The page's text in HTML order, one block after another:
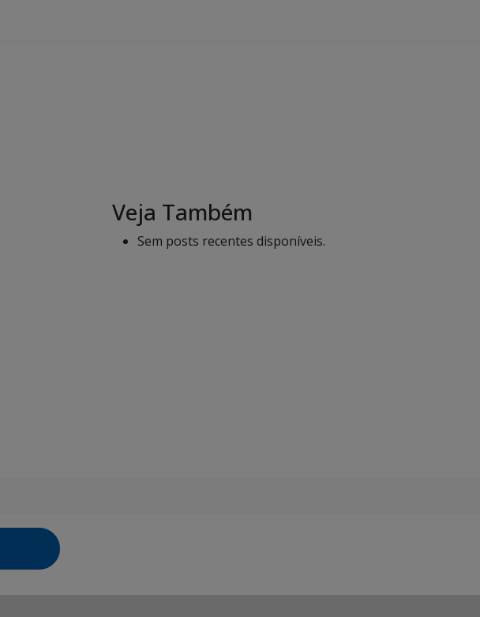
Veja Também
Sem posts recentes disponíveis.